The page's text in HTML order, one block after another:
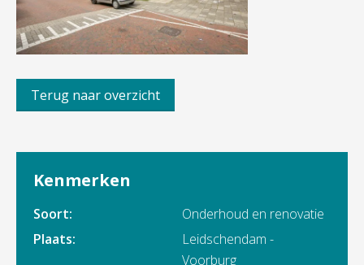
Terug naar overzicht
Kenmerken
Soort:
Onderhoud en renovatie
Plaats:
Leidschendam -
Voorburg